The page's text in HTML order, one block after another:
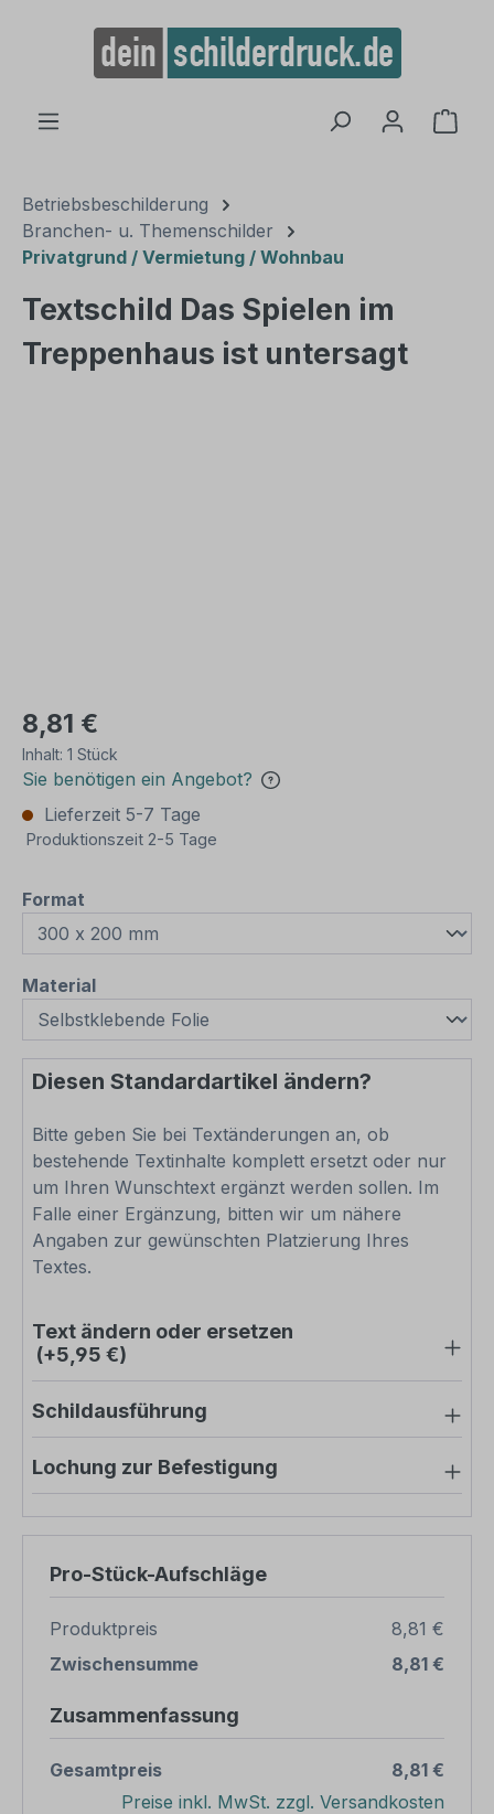
springen
Betriebsbeschilderung
Branchen- u. Themenschilder
Privatgrund / Vermietung / Wohnbau
Textschild Das Spielen im
Treppenhaus ist untersagt
8,81 €
Inhalt: 1 Stück
Sie benötigen ein Angebot?
Lieferzeit 5-7 Tage
Produktionszeit 2-5 Tage
Format
Materialauswählen
Diesen Standardartikel ändern?
Bitte geben Sie bei Textänderungen an, ob
bestehende Textinhalte komplett ersetzt oder nur
um Ihren Wunschtext ergänzt werden sollen. Im
Falle einer Ergänzung, bitten wir um nähere
Angaben zur gewünschten Platzierung Ihres
Textes.
Text ändern oder ersetzen
(+5,95 €)
Schildausführung
Lochung zur Befestigung
Pro-Stück-Aufschläge
Produktpreis
8,81 €
Zwischensumme
8,81 €
Zusammenfassung
Gesamtpreis
8,81 €
Preise inkl. MwSt. zzgl. Versandkosten